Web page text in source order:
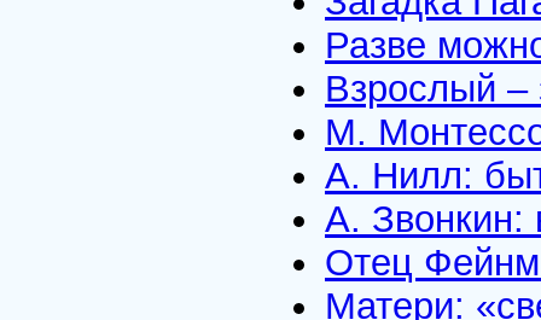
Разве
Взрослый –
М.
А. Нилл:
А. Звонкин:
Отец
Матери: